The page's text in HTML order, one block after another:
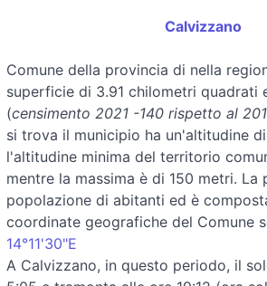
Calvizzano
Comune della provincia di nella
superficie di 3.91 chilometri quadrati
(censimento 2021 -140 rispetto al
si trova il municipio ha un'altitudine
l'altitudine minima del territorio
mentre la massima è di 150 metri. La
popolazione di abitanti ed è
coordinate geografiche del Comune
14°11'30"E
A Calvizzano, in questo periodo, il